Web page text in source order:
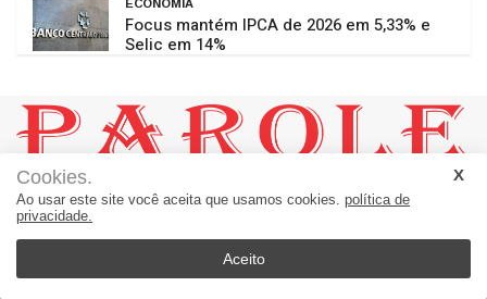
ECONOMIA
Focus mantém IPCA de 2026 em 5,33% e
Selic em 14%
JORNAL PAROLE:
Um Jornal a Serviço de Ascurra - Palavras a Serviço da Notícia
Apiúna - SC - Brasil
89135-000
Cookies.
Ao usar este site você aceita que usamos cookies. política de
privacidade.
Aceito